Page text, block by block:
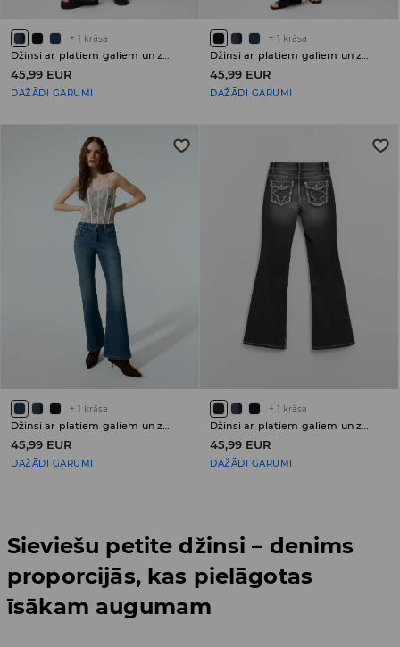
+ 1 krāsa
Džinsi ar platiem galiem un zemu jostasvietu PETITE
45,99 EUR
DAŽĀDI GARUMI
+ 1 krāsa
Džinsi ar platiem galiem un zemu jostasvietu PETITE
45,99 EUR
DAŽĀDI GARUMI
+ 1 krāsa
Džinsi ar platiem galiem un zemu jostasvietu PETITE
45,99 EUR
DAŽĀDI GARUMI
+ 1 krāsa
Džinsi ar platiem galiem un zemu jostasvietu PETITE
45,99 EUR
DAŽĀDI GARUMI
Sieviešu petite džinsi – denims
proporcijās, kas pielāgotas
īsākam augumam